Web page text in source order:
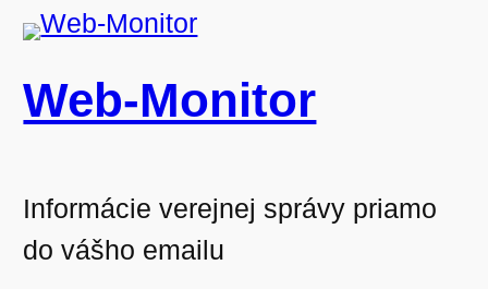
Prejsť
obsah
Web-Monitor
Informácie verejnej správy priamo
do vášho emailu